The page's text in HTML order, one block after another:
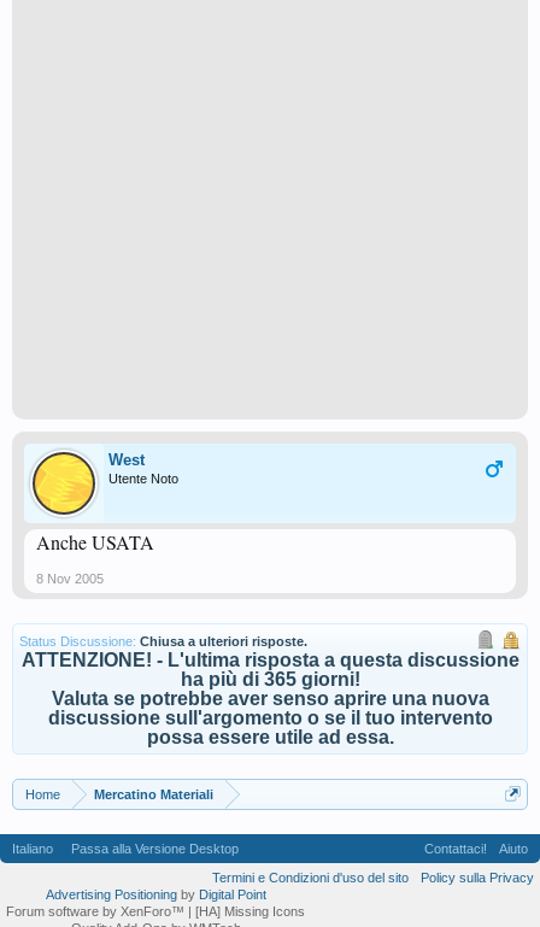
West
Utente Noto
Anche USATA
8 Nov 2005
Status Discussione: Chiusa a ulteriori risposte.
ATTENZIONE! - L'ultima risposta a questa discussione
ha più di 365 giorni!
Valuta se potrebbe aver senso aprire una nuova
discussione sull'argomento o se il tuo intervento
possa essere utile ad essa.
Home Mercatino Materiali
Italiano Passa alla Versione Desktop Contattaci!
Aiuto
Termini e Condizioni d'uso del sito
Policy sulla Privacy
Advertising Positioningby Digital Point
Forum software by XenForo™ | [HA] Missing Icons